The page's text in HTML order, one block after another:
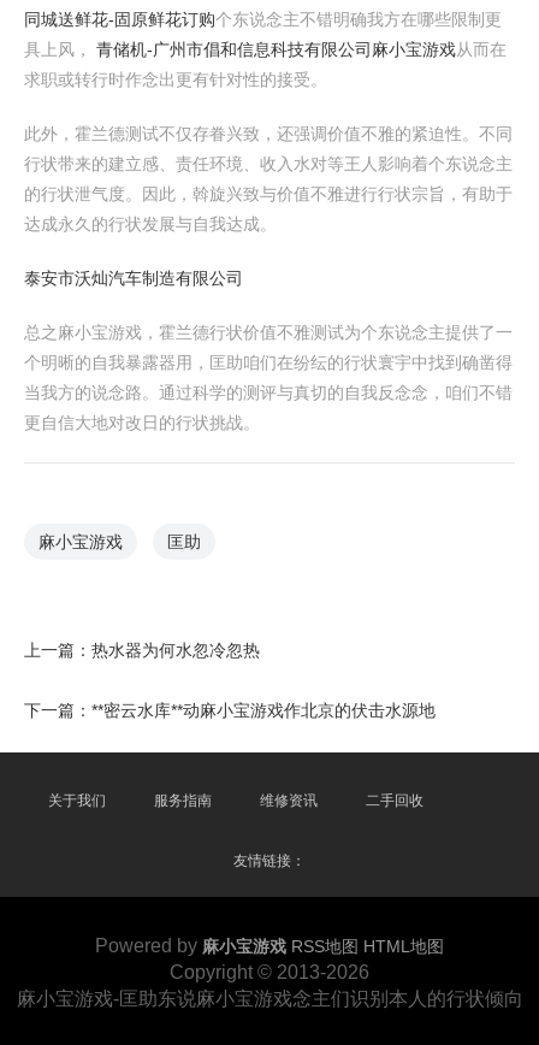
同城送鲜花-固原鲜花订购个东说念主不错明确我方在哪些限制更
具上风， 青储机-广州市倡和信息科技有限公司 麻小宝游戏从而在
求职或转行时作念出更有针对性的接受。
此外，霍兰德测试不仅存眷兴致，还强调价值不雅的紧迫性。不同
行状带来的建立感、责任环境、收入水对等王人影响着个东说念主
的行状泄气度。因此，斡旋兴致与价值不雅进行行状宗旨，有助于
达成永久的行状发展与自我达成。
泰安市沃灿汽车制造有限公司
总之麻小宝游戏，霍兰德行状价值不雅测试为个东说念主提供了一
个明晰的自我暴露器用，匡助咱们在纷纭的行状寰宇中找到确凿得
当我方的说念路。通过科学的测评与真切的自我反念念，咱们不错
更自信大地对改日的行状挑战。
麻小宝游戏 匡助
上一篇： 热水器为何水忽冷忽热
下一篇： **密云水库**动麻小宝游戏作北京的伏击水源地
关于我们 服务指南 维修资讯 二手回收
友情链接：
Powered by 麻小宝游戏 RSS地图 HTML地图
Copyright © 2013-2026
麻小宝游戏-匡助东说麻小宝游戏念主们识别本人的行状倾向